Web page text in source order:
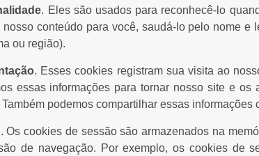
. Eles são usados para reconhecê-lo
conteúdo para você, saudá-lo pelo nome e
ou região).
. Esses cookies registram sua visita ao
essas informações para tornar nosso site e os
podemos compartilhar essas informações
. Os cookies de sessão são armazenados na
de navegação. Por exemplo, os cookies de